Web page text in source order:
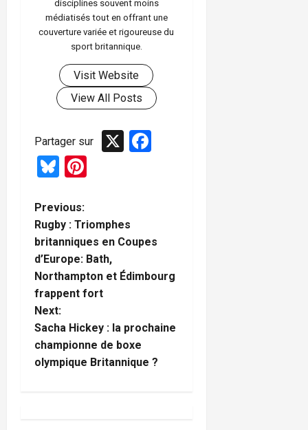
disciplines souvent moins
médiatisés tout en offrant une
couverture variée et rigoureuse du
sport britannique.
Visit Website
View All Posts
Partager sur X
Bluesky
P
o
s
t
n
a
Previous:
Rugby : Triomphes
britanniques en Coupes
d’Europe: Bath,
Northampton et Édimbourg
frappent fort
Next:
Sacha Hickey : la prochaine
championne de boxe
olympique Britannique ?